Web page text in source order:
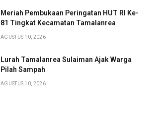
Meriah Pembukaan Peringatan HUT RI Ke-
81 Tingkat Kecamatan Tamalanrea
AGUSTUS 10, 2026
Lurah Tamalanrea Sulaiman Ajak Warga
Pilah Sampah
AGUSTUS 10, 2026